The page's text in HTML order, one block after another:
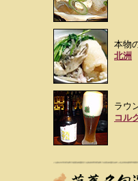
本物
北洲
ラウ
コル